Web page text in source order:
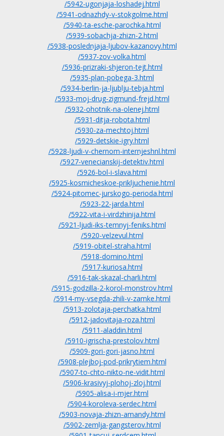
/5942-ugonjaja-loshadej.html
/5941-odnazhdy-v-stokgolme.html
/5940-ta-esche-parochka.html
/5939-sobachja-zhizn-2.html
/5938-poslednjaja-ljubov-kazanovy.html
/5937-zov-volka.html
/5936-prizraki-shjeron-tejt.html
/5935-plan-pobega-3.html
/5934-berlin-ja-ljublju-tebja.html
/5933-moj-drug-zigmund-frejd.html
/5932-ohotnik-na-olenej.html
/5931-ditja-robota.html
/5930-za-mechtoj.html
/5929-detskie-igry.html
/5928-ljudi-v-chernom-internjeshnl.html
/5927-venecianskij-detektiv.html
/5926-bol-i-slava.html
/5925-kosmicheskoe-prikljuchenie.html
/5924-pitomec-jurskogo-perioda.html
/5923-22-jarda.html
/5922-vita-i-virdzhinija.html
/5921-ljudi-iks-temnyj-feniks.html
/5920-velzevul.html
/5919-obitel-straha.html
/5918-domino.html
/5917-kuriosa.html
/5916-tak-skazal-charli.html
/5915-godzilla-2-korol-monstrov.html
/5914-my-vsegda-zhili-v-zamke.html
/5913-zolotaja-perchatka.html
/5912-jadovitaja-roza.html
/5911-aladdin.html
/5910-igrischa-prestolov.html
/5909-gori-gori-jasno.html
/5908-plejboj-pod-prikrytiem.html
/5907-to-chto-nikto-ne-vidit.html
/5906-krasivyj-plohoj-zloj.html
/5905-alisa-i-mjer.html
/5904-koroleva-serdec.html
/5903-novaja-zhizn-amandy.html
/5902-zemlja-gangsterov.html